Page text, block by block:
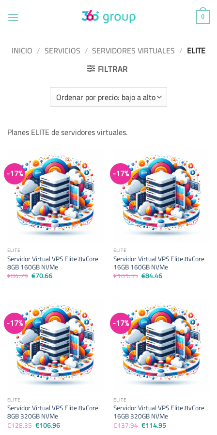
0
INICIO / SERVICIOS / SERVIDORES VIRTUALES / ELITE
FILTRAR
Planes ELITE de servidores virtuales.
-17%
ELITE
Servidor Virtual VPS Elite 8vCore
8GB 160GB NVMe
€84.79 El
precio
€70.66Elprecio
€70.66.
-17%
ELITE
Servidor Virtual VPS Elite 8vCore
16GB 160GB NVMe
€101.35 El
precio
€101.35.
€84.46Elprecio
€84.46.
-17%
ELITE
Servidor Virtual VPS Elite 8vCore
8GB 320GB NVMe
€128.35 El
precio
€106.96Elprecio
-17%
ELITE
Servidor Virtual VPS Elite 8vCore
16GB 320GB NVMe
€137.94 El
precio
€114.95Elprecio